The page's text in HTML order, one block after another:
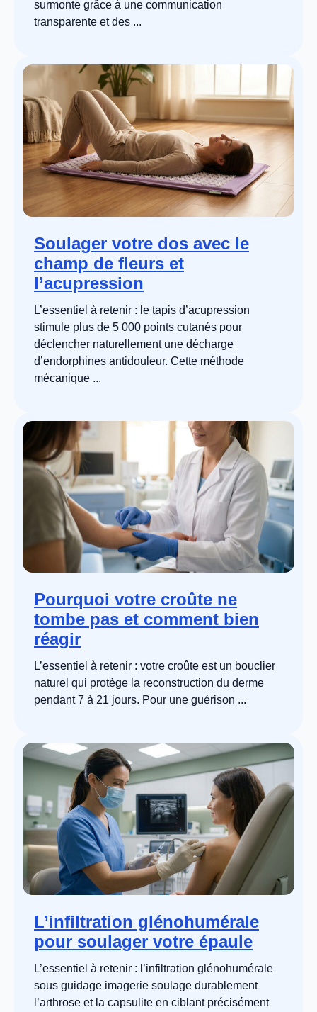
surmonte grâce à une communication
transparente et des ...
Soulager votre dos avec le
champ de fleurs et
l’acupression
L’essentiel à retenir : le tapis d’acupression
stimule plus de 5 000 points cutanés pour
déclencher naturellement une décharge
d’endorphines antidouleur. Cette méthode
mécanique ...
Pourquoi votre croûte ne
tombe pas et comment bien
réagir
L’essentiel à retenir : votre croûte est un bouclier
naturel qui protège la reconstruction du derme
pendant 7 à 21 jours. Pour une guérison ...
L’infiltration glénohumérale
pour soulager votre épaule
L’essentiel à retenir : l’infiltration glénohumérale
sous guidage imagerie soulage durablement
l’arthrose et la capsulite en ciblant précisément